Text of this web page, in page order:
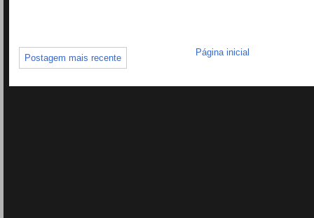
Postagem mais recente
Página inicial